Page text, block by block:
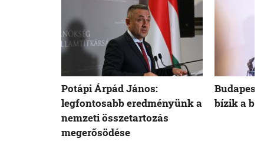
Potápi Árpád János:
legfontosabb eredményünk a
nemzeti összetartozás
megerősödése
Budapest
bízik a